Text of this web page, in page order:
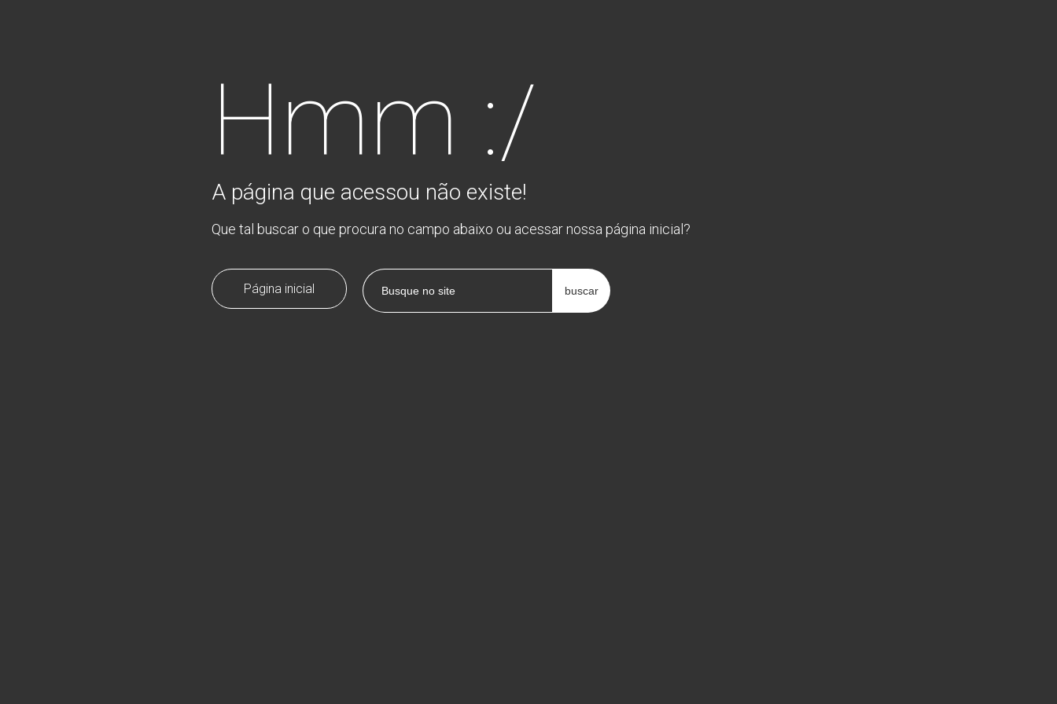
Hmm :/
A página que acessou não existe!
Que tal buscar o que procura no campo abaixo ou acessar nossa página inicial?
Página inicial